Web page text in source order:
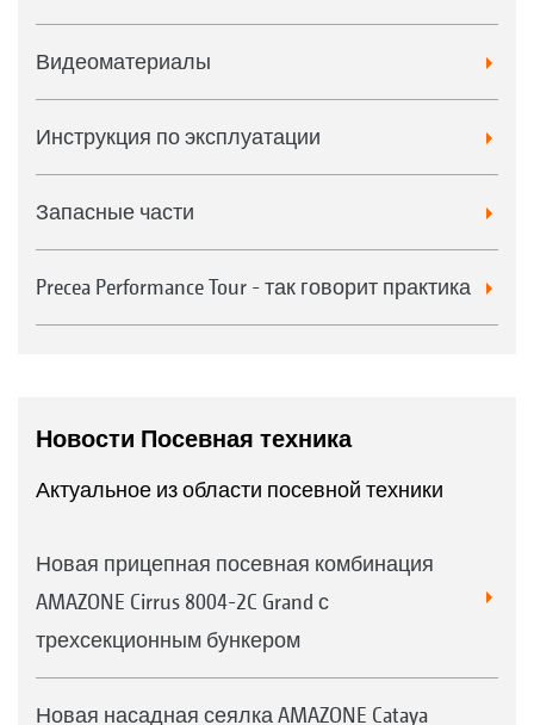
Видеоматериалы
Инструкция по эксплуатации
Запасные части
Precea Performance Tour - так говорит практика
Новости Посевная техника
Актуальное из области посевной техники
Новая прицепная посевная комбинация
AMAZONE Cirrus 8004-2C Grand с
трехсекционным бункером
Новая насадная сеялка AMAZONE Cataya